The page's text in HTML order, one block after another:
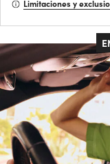
Limitaciones y